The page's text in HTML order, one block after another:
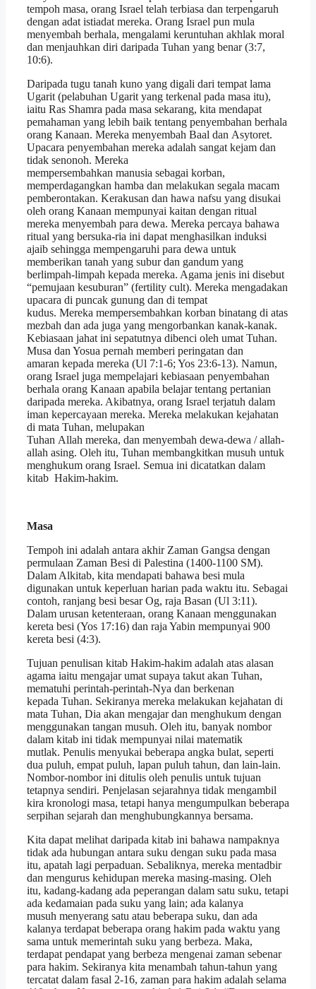
tempoh masa, orang Israel telah terbiasa dan terpengaruh
dengan adat istiadat mereka. Orang Israel pun mula
menyembah berhala, mengalami keruntuhan akhlak moral
dan menjauhkan diri daripada Tuhan yang benar (3:7,
10:6).
Daripada tugu tanah kuno yang digali dari tempat lama
Ugarit (pelabuhan Ugarit yang terkenal pada masa itu),
iaitu Ras Shamra pada masa sekarang, kita mendapat
pemahaman yang lebih baik tentang penyembahan berhala
orang Kanaan. Mereka menyembah Baal dan Asytoret.
Upacara penyembahan mereka adalah sangat kejam dan
tidak senonoh. Mereka
mempersembahkan manusia sebagai korban,
memperdagangkan hamba dan melakukan segala macam
pemberontakan. Kerakusan dan hawa nafsu yang disukai
oleh orang Kanaan mempunyai kaitan dengan ritual
mereka menyembah para dewa. Mereka percaya bahawa
ritual yang bersuka-ria ini dapat menghasilkan induksi
ajaib sehingga mempengaruhi para dewa untuk
memberikan tanah yang subur dan gandum yang
berlimpah-limpah kepada mereka. Agama jenis ini disebut
“pemujaan kesuburan” (fertility cult). Mereka mengadakan
upacara di puncak gunung dan di tempat
kudus. Mereka mempersembahkan korban binatang di atas
mezbah dan ada juga yang mengorbankan kanak-kanak.
Kebiasaan jahat ini sepatutnya dibenci oleh umat Tuhan.
Musa dan Yosua pernah memberi peringatan dan
amaran kepada mereka (Ul 7:1-6; Yos 23:6-13). Namun,
orang Israel juga mempelajari kebiasaan penyembahan
berhala orang Kanaan apabila belajar tentang pertanian
daripada mereka. Akibatnya, orang Israel terjatuh dalam
iman kepercayaan mereka. Mereka melakukan kejahatan
di mata Tuhan, melupakan
Tuhan Allah mereka, dan menyembah dewa-dewa / allah-
allah asing. Oleh itu, Tuhan membangkitkan musuh untuk
menghukum orang Israel. Semua ini dicatatkan dalam
kitab Hakim-hakim.
Masa
Tempoh ini adalah antara akhir Zaman Gangsa dengan
permulaan Zaman Besi di Palestina (1400-1100 SM).
Dalam Alkitab, kita mendapati bahawa besi mula
digunakan untuk keperluan harian pada waktu itu. Sebagai
contoh, ranjang besi besar Og, raja Basan (Ul 3:11).
Dalam urusan ketenteraan, orang Kanaan menggunakan
kereta besi (Yos 17:16) dan raja Yabin mempunyai 900
kereta besi (4:3).
Tujuan penulisan kitab Hakim-hakim adalah atas alasan
agama iaitu mengajar umat supaya takut akan Tuhan,
mematuhi perintah-perintah-Nya dan berkenan
kepada Tuhan. Sekiranya mereka melakukan kejahatan di
mata Tuhan, Dia akan mengajar dan menghukum dengan
menggunakan tangan musuh. Oleh itu, banyak nombor
dalam kitab ini tidak mempunyai nilai matematik
mutlak. Penulis menyukai beberapa angka bulat, seperti
dua puluh, empat puluh, lapan puluh tahun, dan lain-lain.
Nombor-nombor ini ditulis oleh penulis untuk tujuan
tetapnya sendiri. Penjelasan sejarahnya tidak mengambil
kira kronologi masa, tetapi hanya mengumpulkan beberapa
serpihan sejarah dan menghubungkannya bersama.
Kita dapat melihat daripada kitab ini bahawa nampaknya
tidak ada hubungan antara suku dengan suku pada masa
itu, apatah lagi perpaduan. Sebaliknya, mereka mentadbir
dan mengurus kehidupan mereka masing-masing. Oleh
itu, kadang-kadang ada peperangan dalam satu suku, tetapi
ada kedamaian pada suku yang lain; ada kalanya
musuh menyerang satu atau beberapa suku, dan ada
kalanya terdapat beberapa orang hakim pada waktu yang
sama untuk memerintah suku yang berbeza. Maka,
terdapat pendapat yang berbeza mengenai zaman sebenar
para hakim. Sekiranya kita menambah tahun-tahun yang
tercatat dalam fasal 2-16, zaman para hakim adalah selama